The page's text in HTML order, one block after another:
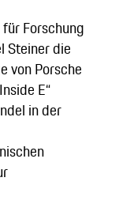
Forschung
Steiner die
von Porsche
E“
in der